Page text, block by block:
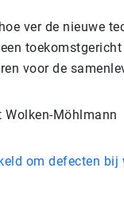
ver de nieuwe
voor de
Wolken-Möhlmann
om defecten